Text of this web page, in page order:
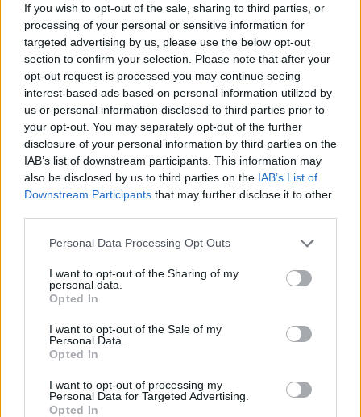
If you wish to opt-out of the sale, sharing to third parties, or
processing of your personal or sensitive information for
targeted advertising by us, please use the below opt-out
section to confirm your selection. Please note that after your
opt-out request is processed you may continue seeing
interest-based ads based on personal information utilized by
us or personal information disclosed to third parties prior to
your opt-out. You may separately opt-out of the further
disclosure of your personal information by third parties on the
IAB’s list of downstream participants. This information may
also be disclosed by us to third parties on the IAB’s List of
Downstream Participants that may further disclose it to other
Please note that this website/app uses one or more Google
not limited to your visit or usage behaviour. You may click to
grant or deny consent to Google and its third-party tags to
use your data for below specified purposes in below Google
consent section.
Personal Data Processing Opt Outs
I want to opt-out of the Sharing of my
personal data.
Opted In
I want to opt-out of the Sale of my
Personal Data.
Opted In
I want to opt-out of processing my
Personal Data for Targeted Advertising.
Opted In
ομάδων στις προηγούμενες...
ΟΔΚΕ: “Καταδικαστέα πράξη
στην οικία ενός από τους
συμμετέχοντες διαιτητές των
Τελικών”
08/JUN/24 21:19
Η ΟΔΚΕ εξέδωσε ανακοίνωση-σοκ που κάνει λόγο για
"καταδικαστέα πράξη στην οικεία διαιτητή που συμμετέχει
στους τελικούς της Basket...
Σλούκας για Ολυμπιακό: “Έχει
οποιαδήποτε έδρα”
04/JUN/24 17:29
Στη σημασία του ελληνικού κορμού αλλά και την επίγνωση
στάθηκε στη συνέντευξη...
Με μυθικό Πάντερ πήρε την
Αδριατική μετά από 10 χρόνια!